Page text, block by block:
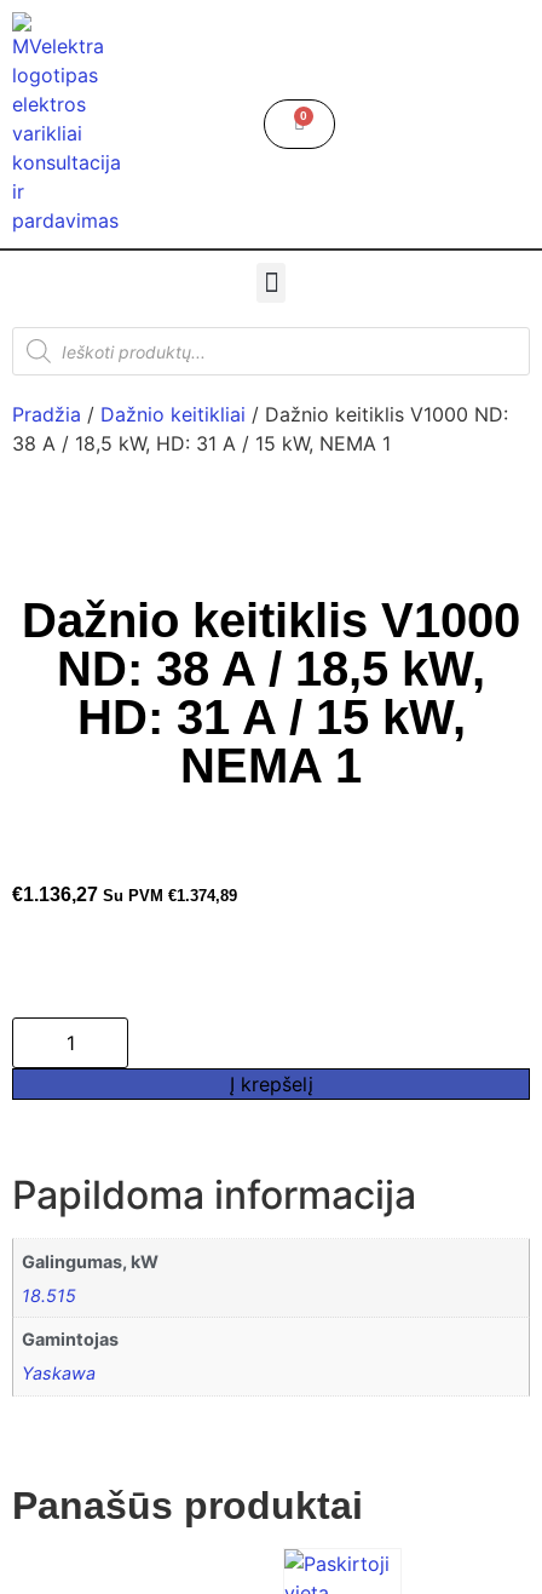
0
Pradžia / Dažnio keitikliai / Dažnio keitiklis V1000 ND:
38 A / 18,5 kW, HD: 31 A / 15 kW, NEMA 1
Dažnio keitiklis V1000
ND: 38 A / 18,5 kW,
HD: 31 A / 15 kW,
NEMA 1
€1.136,27 Su PVM €1.374,89
Į krepšelį
Papildoma informacija
Galingumas, kW
18.515
Gamintojas
Yaskawa
Panašūs produktai